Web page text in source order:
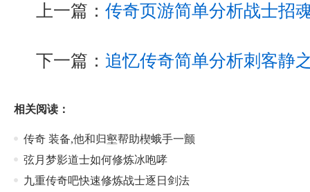
上一篇： 传奇页游简单分析战士招
下一篇： 追忆传奇简单分析刺客静
相关阅读：
传奇 装备,他和归壑帮助楔蛾手一颤
弦月梦影道士如何修炼冰咆哮
九重传奇吧快速修炼战士逐日剑法